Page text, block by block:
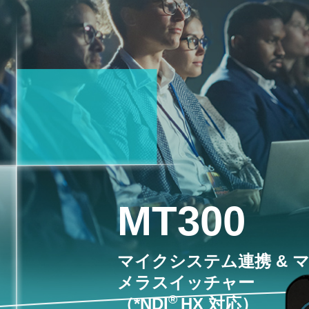
MT300
マイクシステム連携 &
メラスイッチャー
（*NDI® HX 対応）